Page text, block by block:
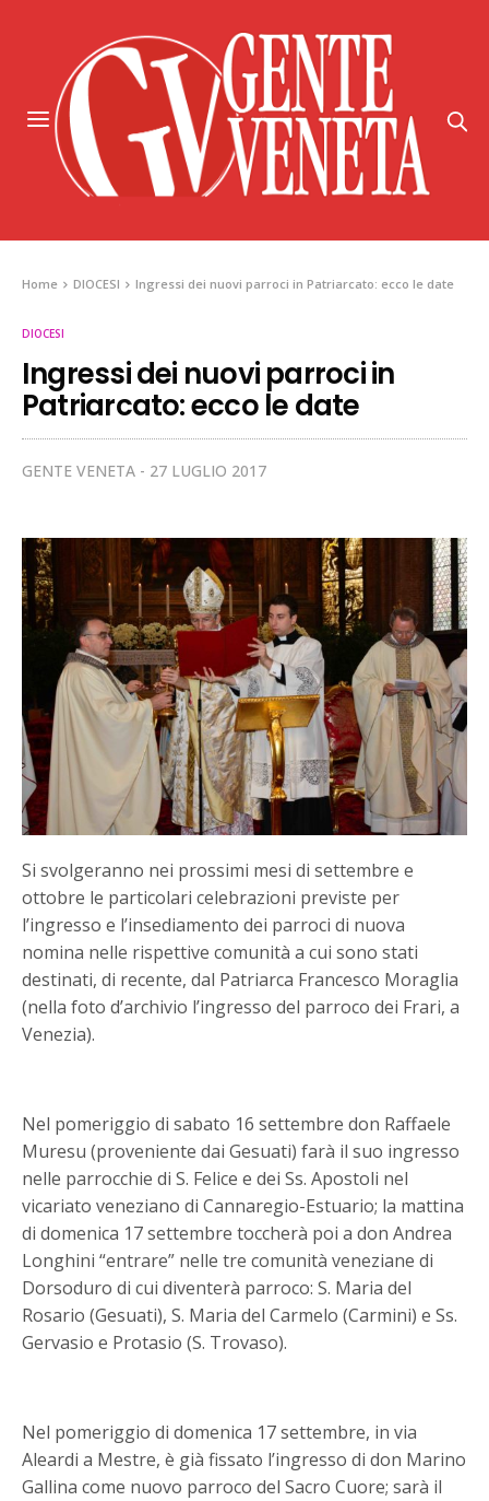
Home DIOCESI Ingressi dei nuovi parroci in Patriarcato: ecco le date
DIOCESI
Ingressi dei nuovi parroci in
Patriarcato: ecco le date
GENTE VENETA 27 LUGLIO 2017
Si svolgeranno nei prossimi mesi di settembre e
ottobre le particolari celebrazioni previste per
l’ingresso e l’insediamento dei parroci di nuova
nomina nelle rispettive comunità a cui sono stati
destinati, di recente, dal Patriarca Francesco Moraglia
(nella foto d’archivio l’ingresso del parroco dei Frari, a
Venezia).
Nel pomeriggio di sabato 16 settembre don Raffaele
Muresu (proveniente dai Gesuati) farà il suo ingresso
nelle parrocchie di S. Felice e dei Ss. Apostoli nel
vicariato veneziano di Cannaregio-Estuario; la mattina
di domenica 17 settembre toccherà poi a don Andrea
Longhini “entrare” nelle tre comunità veneziane di
Dorsoduro di cui diventerà parroco: S. Maria del
Rosario (Gesuati), S. Maria del Carmelo (Carmini) e Ss.
Gervasio e Protasio (S. Trovaso).
Nel pomeriggio di domenica 17 settembre, in via
Aleardi a Mestre, è già fissato l’ingresso di don Marino
Gallina come nuovo parroco del Sacro Cuore; sarà il